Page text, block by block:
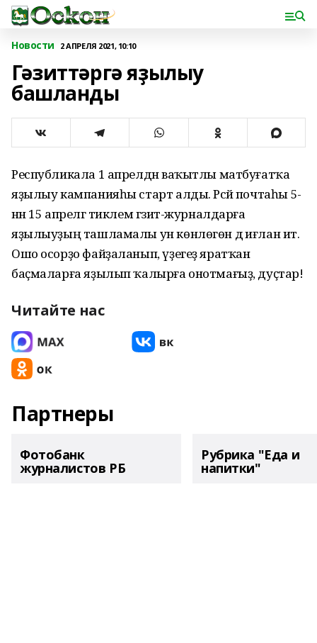
Новости 2 АПРЕЛЯ 2021, 10:10
Гәзиттәргә яҙылыу
башланды
Республикала 1 апрелдән ваҡытлы матбуғатҡа
яҙылыу кампанияһы старт алды. Рәсәй почтаһы 5-
нән 15 апрелгә тиклем гәзит-журналдарға
яҙылыуҙың ташламалы ун көнлөгөн дә иғлан итә.
Ошо осорҙо файҙаланып, үҙегеҙ яратҡан
баҫмаларға яҙылып ҡалырға онотмағыҙ, дуҫтар!
Читайте нас
Партнеры
Фотобанк
журналистов РБ
Рубрика "Еда и
напитки"